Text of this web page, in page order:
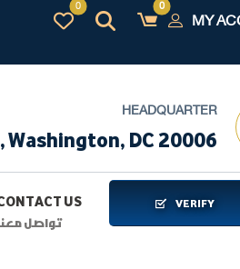
MY
HEADQUARTER
Washington, DC 20006
US
تواصل
VERIFY